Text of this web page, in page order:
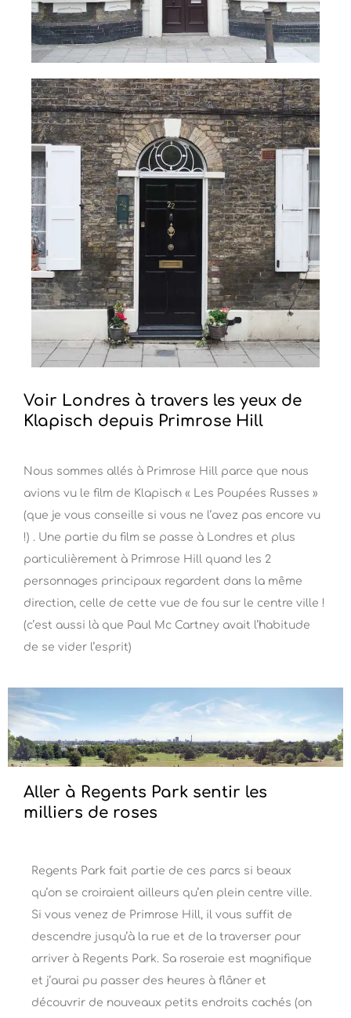
Voir Londres à travers les yeux de
Klapisch depuis Primrose Hill
Nous sommes allés à Primrose Hill parce que nous
avions vu le film de Klapisch « Les Poupées Russes »
(que je vous conseille si vous ne l’avez pas encore vu
!) . Une partie du film se passe à Londres et plus
particulièrement à Primrose Hill quand les 2
personnages principaux regardent dans la même
direction, celle de cette vue de fou sur le centre ville !
(c’est aussi là que Paul Mc Cartney avait l’habitude
de se vider l’esprit)
Aller à Regents Park sentir les
milliers de roses
Regents Park fait partie de ces parcs si beaux
qu’on se croiraient ailleurs qu’en plein centre ville.
Si vous venez de Primrose Hill, il vous suffit de
descendre jusqu’à la rue et de la traverser pour
arriver à Regents Park. Sa roseraie est magnifique
et j’aurai pu passer des heures à flâner et
découvrir de nouveaux petits endroits cachés (on